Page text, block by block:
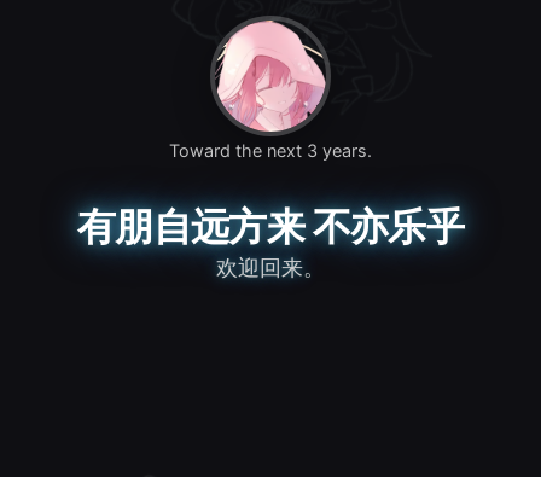
Toward the next 3 years.
有朋自远方来 不亦乐乎
欢迎回来。